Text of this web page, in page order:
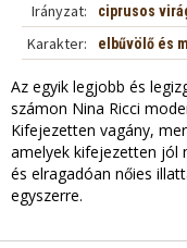
Irányzat: ciprusos
Karakter: elbűvölő és
Az egyik legjobb és
számon Nina Ricci
Kifejezetten vagány,
amelyek kifejezetten jól
és elragadóan nőies
egyszerre.